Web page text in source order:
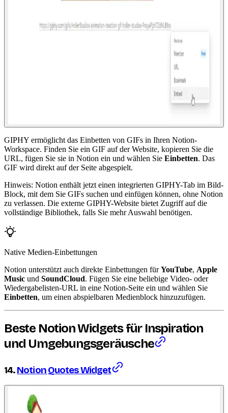
GIPHY ermöglicht das Einbetten von GIFs in Ihren Notion-
Workspace. Finden Sie ein GIF auf der Website, kopieren Sie die
URL, fügen Sie sie in Notion ein und wählen Sie Einbetten. Das
GIF wird direkt auf der Seite abgespielt.
Hinweis: Notion enthält jetzt einen integrierten GIPHY-Tab im Bild-
Block, mit dem Sie GIFs suchen und einfügen können, ohne Notion
zu verlassen. Die externe GIPHY-Website bietet Zugriff auf die
vollständige Bibliothek, falls Sie mehr Auswahl benötigen.
Native Medien-Einbettungen
Notion unterstützt auch direkte Einbettungen fürYouTube, Apple
Music und SoundCloud. Fügen Sie eine beliebige Video- oder
Wiedergabelisten-URL in eine Notion-Seite ein und wählen Sie
Einbetten, um einen abspielbaren Medienblock hinzuzufügen.
Beste Notion Widgets für Inspiration
und Umgebungsgeräusche
14.Notion Quotes Widget